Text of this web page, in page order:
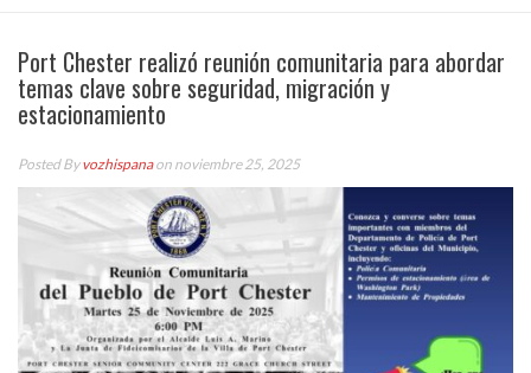
Port Chester realizó reunión comunitaria para abordar
temas clave sobre seguridad, migración y
estacionamiento
Posted Byvozhispanaon noviembre 25, 2025